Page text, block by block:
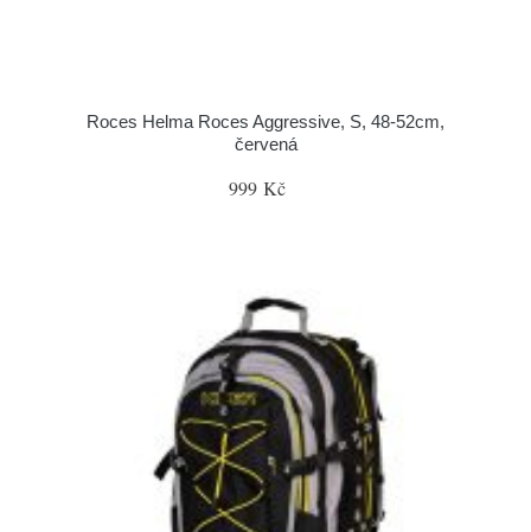
Roces Helma Roces Aggressive, S, 48-52cm,
červená
999 Kč